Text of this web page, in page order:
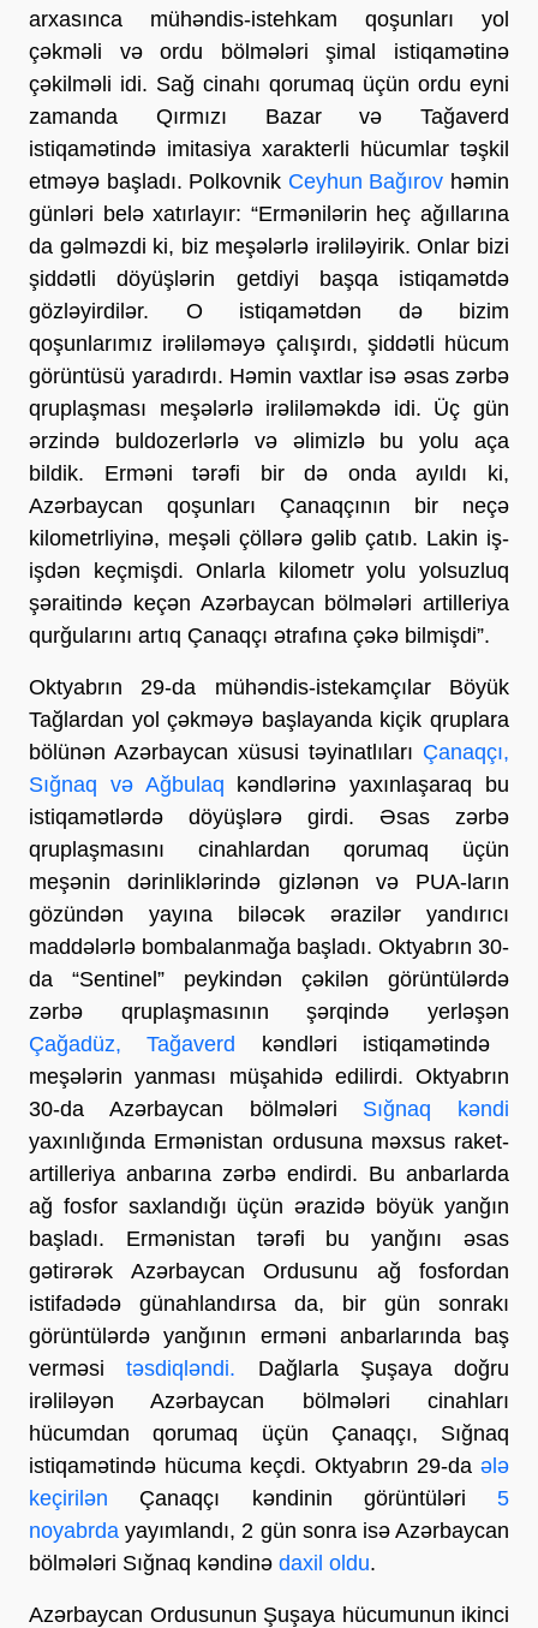
arxasınca mühəndis-istehkam qoşunları yol
çəkməli və ordu bölmələri şimal istiqamətinə
çəkilməli idi. Sağ cinahı qorumaq üçün ordu eyni
zamanda Qırmızı Bazar və Tağaverd
istiqamətində imitasiya xarakterli hücumlar təşkil
etməyə başladı. Polkovnik Ceyhun Bağırov həmin
günləri belə xatırlayır: “Ermənilərin heç ağıllarına
da gəlməzdi ki, biz meşələrlə irəliləyirik. Onlar bizi
şiddətli döyüşlərin getdiyi başqa istiqamətdə
gözləyirdilər. O istiqamətdən də bizim
qoşunlarımız irəliləməyə çalışırdı, şiddətli hücum
görüntüsü yaradırdı. Həmin vaxtlar isə əsas zərbə
qruplaşması meşələrlə irəliləməkdə idi. Üç gün
ərzində buldozerlərlə və əlimizlə bu yolu aça
bildik. Erməni tərəfi bir də onda ayıldı ki,
Azərbaycan qoşunları Çanaqçının bir neçə
kilometrliyinə, meşəli çöllərə gəlib çatıb. Lakin iş-
işdən keçmişdi. Onlarla kilometr yolu yolsuzluq
şəraitində keçən Azərbaycan bölmələri artilleriya
qurğularını artıq Çanaqçı ətrafına çəkə bilmişdi”.
Oktyabrın 29-da mühəndis-istekamçılar Böyük
Tağlardan yol çəkməyə başlayanda kiçik qruplara
bölünən Azərbaycan xüsusi təyinatlıları Çanaqçı,
Sığnaq və Ağbulaq kəndlərinə yaxınlaşaraq bu
istiqamətlərdə döyüşlərə girdi. Əsas zərbə
qruplaşmasını cinahlardan qorumaq üçün
meşənin dərinliklərində gizlənən və PUA-ların
gözündən yayına biləcək ərazilər yandırıcı
maddələrlə bombalanmağa başladı. Oktyabrın 30-
da “Sentinel” peykindən çəkilən görüntülərdə
zərbə qruplaşmasının şərqində yerləşən
Çağadüz, Tağaverd kəndləri istiqamətində
meşələrin yanması müşahidə edilirdi. Oktyabrın
30-da Azərbaycan bölmələri Sığnaq kəndi
yaxınlığında Ermənistan ordusuna məxsus raket-
artilleriya anbarına zərbə endirdi. Bu anbarlarda
ağ fosfor saxlandığı üçün ərazidə böyük yanğın
başladı. Ermənistan tərəfi bu yanğını əsas
gətirərək Azərbaycan Ordusunu ağ fosfordan
istifadədə günahlandırsa da, bir gün sonrakı
görüntülərdə yanğının erməni anbarlarında baş
verməsi təsdiqləndi. Dağlarla Şuşaya doğru
irəliləyən Azərbaycan bölmələri cinahları
hücumdan qorumaq üçün Çanaqçı, Sığnaq
istiqamətində hücuma keçdi. Oktyabrın 29-da ələ
keçirilən Çanaqçı kəndinin görüntüləri 5
noyabrda yayımlandı, 2 gün sonra isə Azərbaycan
bölmələri Sığnaq kəndinə daxil oldu.
Azərbaycan Ordusunun Şuşaya hücumunun ikinci